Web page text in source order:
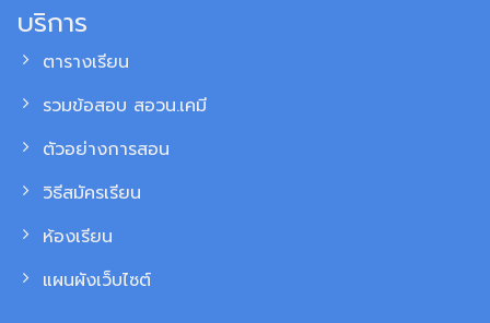
บริการ
ตารางเรียน
รวมข้อสอบ สอวน.เคมี
ตัวอย่างการสอน
วิธีสมัครเรียน
ห้องเรียน
แผนผังเว็บไซต์